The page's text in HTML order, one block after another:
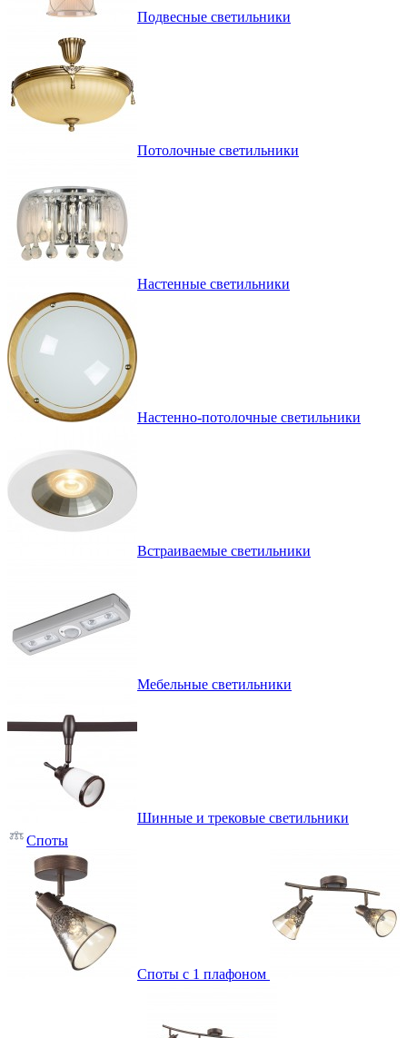
Подвесные светильники
Потолочные светильники
Настенные светильники
Настенно-потолочные светильники
Встраиваемые светильники
Мебельные светильники
Шинные и трековые светильники
Споты
Споты с 1 плафоном